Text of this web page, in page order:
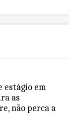
estágio em
as
não perca a